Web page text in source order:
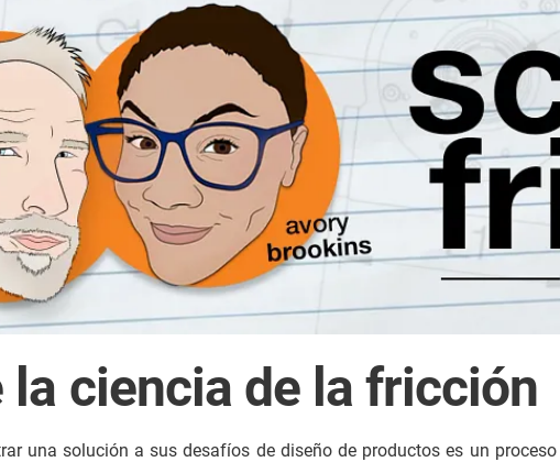
la ciencia de la fricción
una solución a sus desafíos de diseño de productos es un